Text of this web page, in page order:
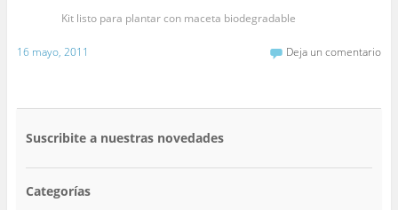
Kit listo para plantar con maceta biodegradable
16 mayo, 2011 Deja un comentario
Suscribite a nuestras novedades
Categorías